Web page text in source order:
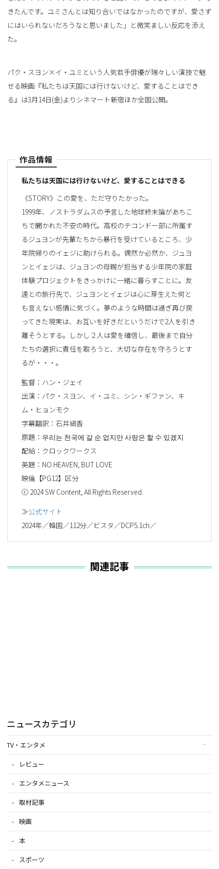
きたんです。ユミさんとは知り合いではなかったのですが、愛さず
にはいられないだろうなと思いました」と微笑ましい反応を添え
た。
パク・スヨン×イ・ユミという人気若手俳優が瑞々しい演技で魅
せる映画『私たちは天国には行けないけど、愛することはでき
る』は3月14日(金)よりシネマート新宿ほか全国公開。
作品情報
私たちは天国には行けないけど、愛することはできる
《STORY》この愛を、ただ守りたかった。
1999年、ノストラダムスの予言した地球終末論があちこ
ちで聞かれた不安の時代。高校のテコンドー部に所属す
るジュヨンが先輩たちから暴行を受けているところ、少
年院帰りのイェジに助けられる。偶然か必然か、ジュヨ
ンとイェジは、ジュヨンの母親が担当する少年院の家庭
体験プロジェクトをきっかけに一緒に暮らすことに。友
達との旅行先で、ジュヨンとイェジは心に芽生えた何と
も言えない感情に気づく。夢のような時間は過ぎ再び戻
ってきた現実は、お互いを好きだというだけで2人を引き
離そうとする。しかし２人は愛を確信し、最後まで自分
たちの選択に責任を取ろうと、大切な存在を守ろうとす
るが・・・。
監督：ハン・ジェイ
出演：パク・スヨン、イ・ユミ、シン・ギファン、キ
ム・ヒョンモク
字幕翻訳：石井絹香
原題：우리는 천국에 갈 순 없지만 사랑은 할 수 있겠지
配給：クロックワークス
英題：NO HEAVEN, BUT LOVE
映倫【PG12】区分
ⓒ 2024 SW Content, All Rights Reserved.
≫公式サイト
2024年／韓国／112分／ビスタ／DCP5.1ch／
関連記事
ニュースカテゴリ
TV・エンタメ
レビュー
エンタメニュース
取材記事
映画
本
スポーツ